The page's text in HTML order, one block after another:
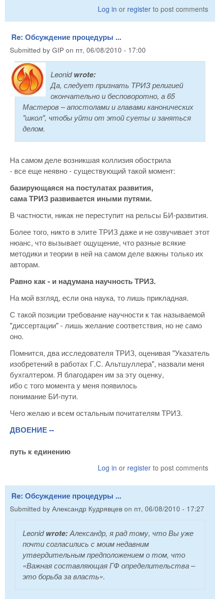
Log in or register to post comments
Re: Обсуждение процедуры ...
Submitted by GIP on пт, 06/08/2010 - 17:00
Leonidwrote:
Да, следует признать ТРИЗ религией
окончательно и бесповоротно, а 65
Мастеров – апостолами и главами канонических
"школ", чтобы уйти от этой суеты и заняться
делом.
На самом деле возникшая коллизия обострила
- все еще неявно - существующий такой момент:
базирующаяся на постулатах развития,
сама ТРИЗ развивается иными путями.
В частности, никак не переступит на рельсы БИ-развития.
Более того, никто в элите ТРИЗ даже и не озвучивает этот
нюанс, что вызывает ощущение, что разные всякие
методики и теории в ней на самом деле важны только их
авторам.
Равно как - и надумана научность ТРИЗ.
На мой взгляд, если она наука, то лишь прикладная.
С такой позиции требование научности к так называемой
"диссертации" - лишь желание соответствия, но не само
оно.
Помнится, два исследователя ТРИЗ, оценивая "Указатель
изобретений в работах Г.С. Альтшуллера", назвали меня
бухгалтером. Я благодарен им за эту оценку,
ибо с того момента у меня появилось
понимание БИ-пути.
Чего желаю и всем остальным почитателям ТРИЗ.
ДВОЕНИЕ --
путь к единению
Log in or register to post comments
Re: Обсуждение процедуры ...
Submitted by Александр Кудрявцев on пт, 06/08/2010 - 17:27
Leonidwrote:Александр, я рад тому, что Вы уже
почти согласились с моим недавним
утвердительным предположением о том, что
«Важная составляющая ГФ определительства –
это борьба за власть».